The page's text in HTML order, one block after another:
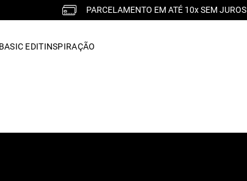
PARCELAMENTO EM ATÉ 10x SEM JUROS
BASIC EDITINSPIRAÇÃO